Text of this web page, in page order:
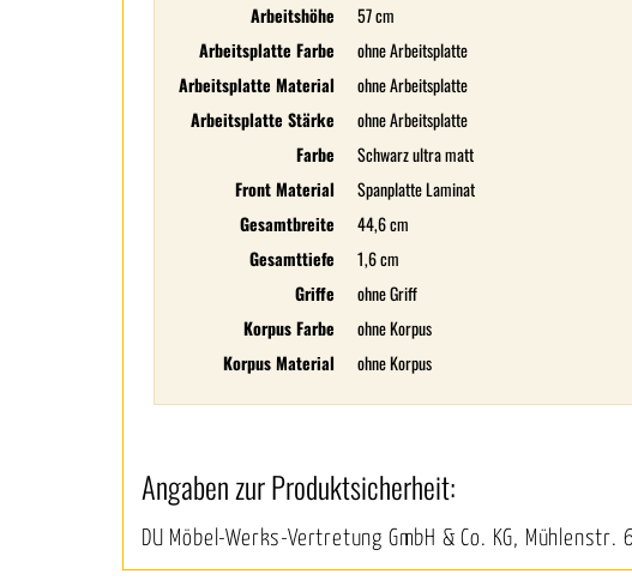
Arbeitshöhe
57 cm
Arbeitsplatte Farbe
ohne Arbeitsplatte
Arbeitsplatte Material
ohne Arbeitsplatte
Arbeitsplatte Stärke
ohne Arbeitsplatte
Farbe
Schwarz ultra matt
Front Material
Spanplatte Laminat
Gesamtbreite
44,6 cm
Gesamttiefe
1,6 cm
Griffe
ohne Griff
Korpus Farbe
ohne Korpus
Korpus Material
ohne Korpus
Angaben zur Produktsicherheit:
DU Möbel-Werks-Vertretung GmbH & Co. KG,